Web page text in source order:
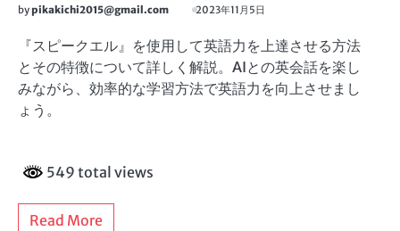
bypikakichi2015@gmail.com 2023年11月5日
『スピークエル』を使用して英語力を上達させる方法
とその特徴について詳しく解説。AIとの英会話を楽し
みながら、効率的な学習方法で英語力を向上させまし
ょう。
549 total views
Read More